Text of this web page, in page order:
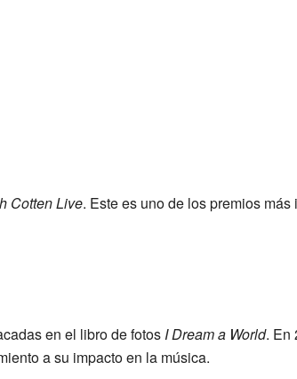
Cotten Live. Este es uno de los premios más
en el libro de fotos I Dream a World. En
a su impacto en la música.